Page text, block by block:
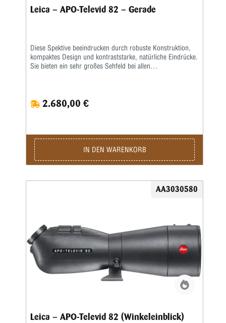
Leica – APO-Televid 82 – Gerade
Diese Spektive beeindrucken durch robuste Konstruktion,
kompaktes Design und kontraststarke, natürliche Eindrücke.
Sie bieten ein sehr großes Sehfeld bei allen
sodass man die Natur auf weite Distanzen hautnah erleben
kann.Abbildungen mit ausgezeichneter Farbtreue und
jede Beobachtungssituation und maximale Flexibilität bei der
Vergrößerung. Das zeichnet die APO-Televid-Spektive aus.
Die APO-Televid-82-Modelle bieten mit ihrem großen
Objektivdurchmesser auch bei schwierigen
kontraststarke Bilder, sie eignet sich damit besonders gut
2.680,00 €
IN DEN WARENKORB
AA3030580
Leica – APO-Televid 82 (Winkeleinblick)